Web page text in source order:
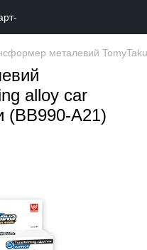
металевий
alloy car
(BB990-A21)